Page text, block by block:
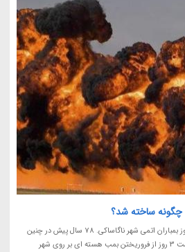
چگونه ساخته شد؟
امروز نهم اوت، مصادف است با سالروز بمباران اتمی شهر ناگاساکی. 78 سال پیش در چنین
روزی، نیروهای آمریکایی پس از گذشت 3 روز از فروریختن بمب هسته ای بر روی شهر